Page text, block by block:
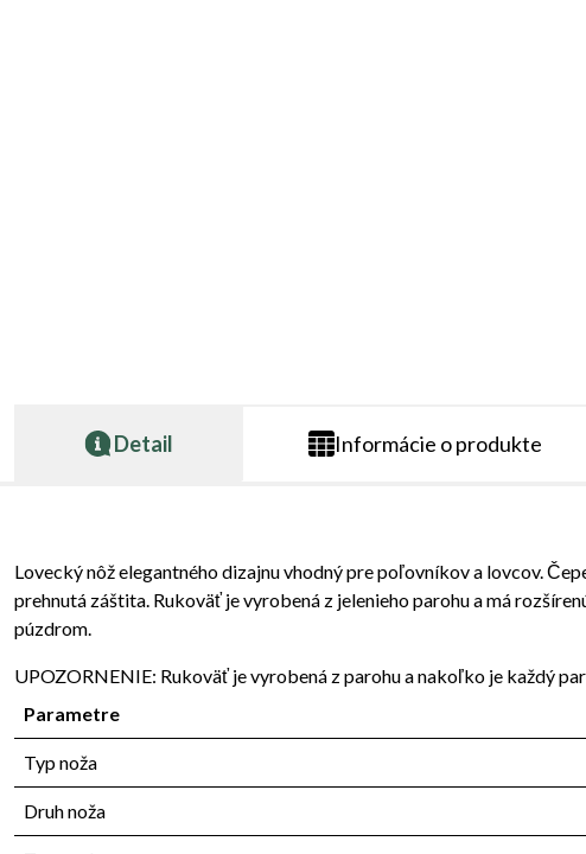
Detail Informácie o produkte
Lovecký nôž elegantného dizajnu vhodný pre poľovníkov a lovcov.
prehnutá záštita. Rukoväť je vyrobená z jelenieho parohu a má
púzdrom.
UPOZORNENIE: Rukoväť je vyrobená z parohu a nakoľko je každý
Parametre
Typ noža
Druh noža